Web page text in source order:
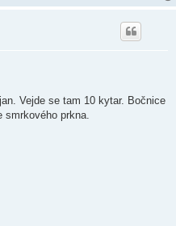
Vejde se tam 10 kytar. Bočnice
prkna.